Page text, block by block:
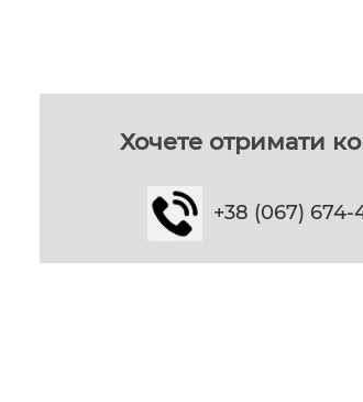
Хочете отримати
+38 (067) 674-